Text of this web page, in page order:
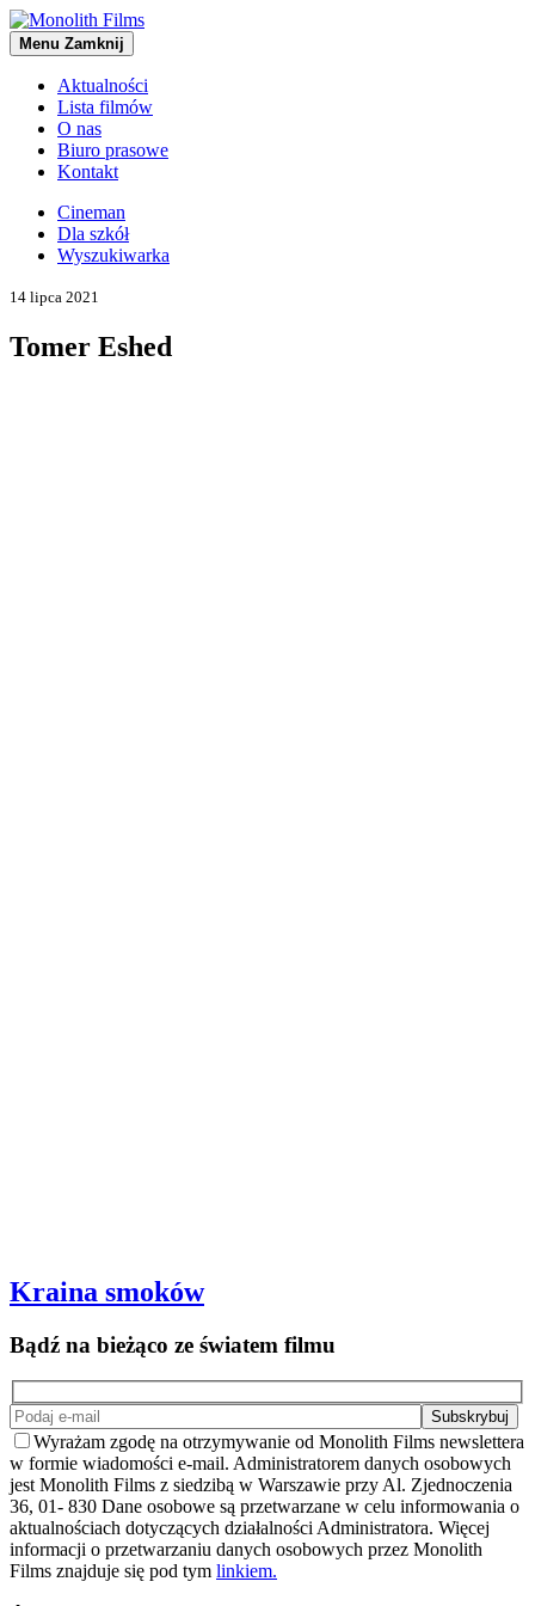
Menu Zamknij
Aktualności
Lista filmów
O nas
Biuro prasowe
Kontakt
Cineman
Dla szkół
Wyszukiwarka
14 lipca 2021
Tomer Eshed
Kraina smoków
Bądź na bieżąco ze światem filmu
Wyrażam zgodę na otrzymywanie od Monolith Films newslettera
w formie wiadomości e-mail. Administratorem danych osobowych
jest Monolith Films z siedzibą w Warszawie przy Al. Zjednoczenia
36, 01- 830 Dane osobowe są przetwarzane w celu informowania o
aktualnościach dotyczących działalności Administratora. Więcej
informacji o przetwarzaniu danych osobowych przez Monolith
Films znajduje się pod tym linkiem.